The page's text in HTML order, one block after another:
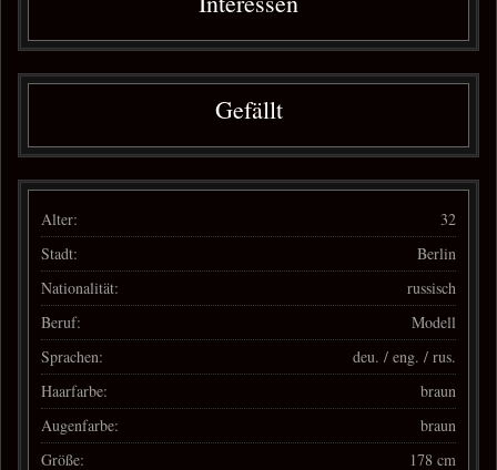
Gefällt
Alter:
32
Stadt:
Berlin
Nationalität:
russisch
Beruf:
Modell
Sprachen:
deu. / eng. / rus.
Haarfarbe:
braun
Augenfarbe:
braun
Größe:
178 cm